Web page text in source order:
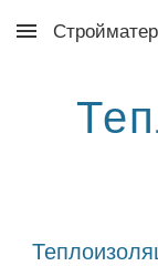
Skip to main